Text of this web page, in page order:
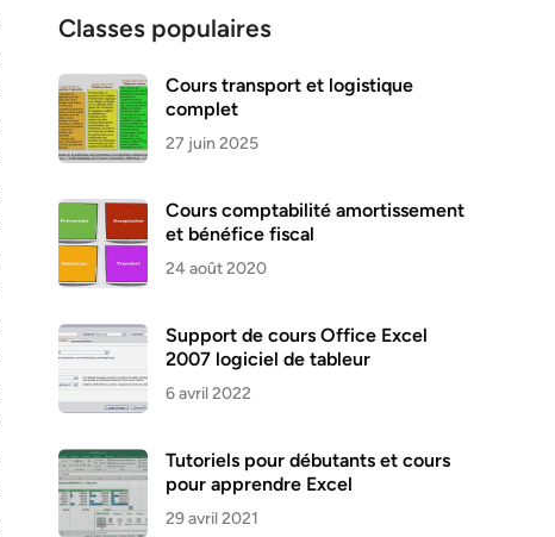
Classes populaires
Cours transport et logistique
complet
27 juin 2025
Cours comptabilité amortissement
et bénéfice fiscal
24 août 2020
Support de cours Office Excel
2007 logiciel de tableur
6 avril 2022
Tutoriels pour débutants et cours
pour apprendre Excel
29 avril 2021